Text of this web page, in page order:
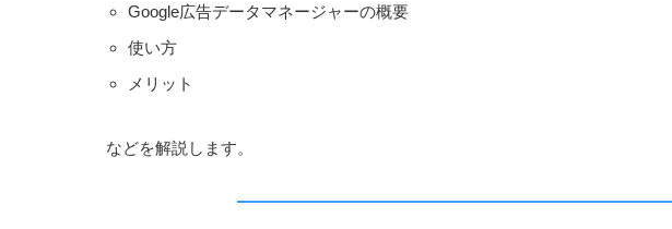
Google広告データマネージャーの概要
使い方
メリット
などを解説します。